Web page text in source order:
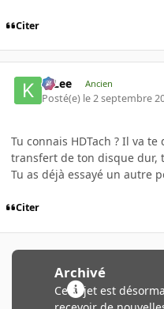
Citer
K-Lee Ancien
Posté(e) le 2 septembre
Tu connais HDTach ? Il va
transfert de ton disque dur,
Tu as déjà essayé un autre
Citer
Archivé
Ce sujet est